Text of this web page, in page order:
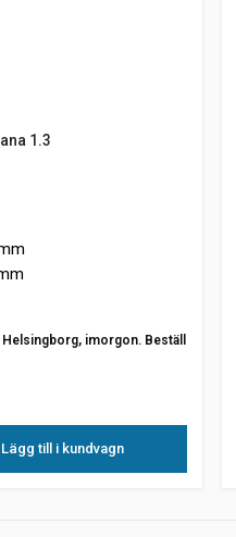
1.3
imorgon. Beställ
Lägg till i kundvagn